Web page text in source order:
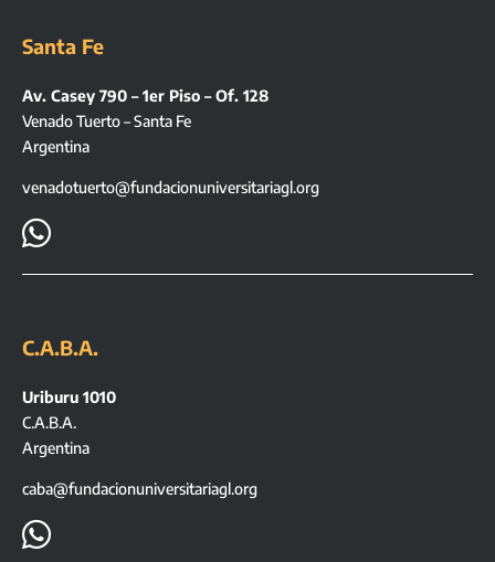
Santa Fe
Av. Casey 790 – 1er Piso – Of. 128
Venado Tuerto – Santa Fe
Argentina
venadotuerto@fundacionuniversitariagl.org

C.A.B.A.
Uriburu 1010
C.A.B.A.
Argentina
caba@fundacionuniversitariagl.org
